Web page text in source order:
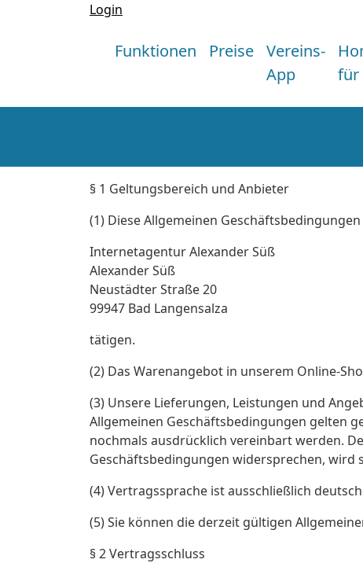
Login
Funktionen Preise Vereins-
App
für
§ 1 Geltungsbereich und Anbieter
(1) Diese Allgemeinen
Internetagentur Alexander Süß
Alexander Süß
Neustädter Straße 20
99947 Bad Langensalza
tätigen.
(2) Das Warenangebot in unserem Online-
(3) Unsere Lieferungen, Leistungen und
Allgemeinen Geschäftsbedingungen gelten
nochmals ausdrücklich vereinbart werden.
Geschäftsbedingungen widersprechen, wird
(4) Vertragssprache ist ausschließlich
(5) Sie können die derzeit gültigen
§ 2 Vertragsschluss